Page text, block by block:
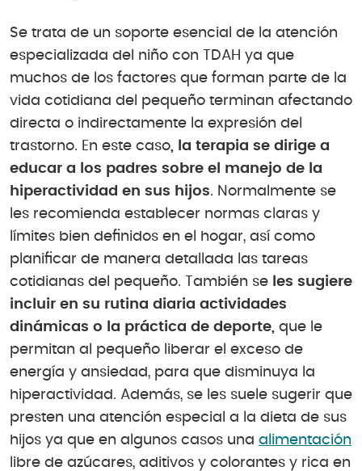
Se trata de un soporte esencial de la atención
especializada del niño con TDAH ya que
muchos de los factores que forman parte de la
vida cotidiana del pequeño terminan afectando
directa o indirectamente la expresión del
trastorno. En este caso, la terapia se dirige a
educar a los padres sobre el manejo de la
hiperactividad en sus hijos. Normalmente se
les recomienda establecer normas claras y
límites bien definidos en el hogar, así como
planificar de manera detallada las tareas
cotidianas del pequeño. También se les sugiere
incluir en su rutina diaria actividades
dinámicas o la práctica de deporte, que le
permitan al pequeño liberar el exceso de
energía y ansiedad, para que disminuya la
hiperactividad. Además, se les suele sugerir que
presten una atención especial a la dieta de sus
hijos ya que en algunos casos una alimentación
libre de azúcares, aditivos y colorantes y rica en